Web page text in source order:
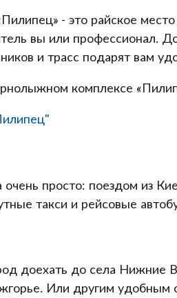
- это райское
вы или профессионал.
и трасс подарят вам
комплексе
просто: поездом из
такси и рейсовые
доехать до села Нижние
Или другим удобным